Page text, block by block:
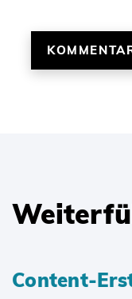
Content-